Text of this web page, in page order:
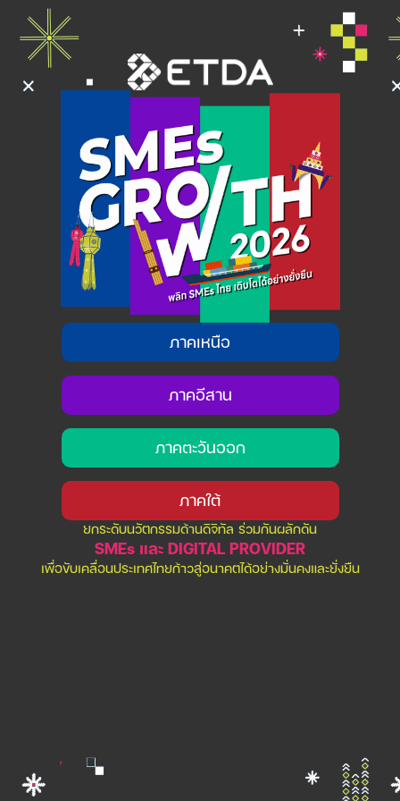
ภาคเหนือ
ภาคอีสาน
ภาคตะวันออก
ภาคใต้
ยกระดับนวัตกรรมด้านดิจิทัล ร่วมกันผลักดัน
SMEs และ DIGITAL PROVIDER
เพื่อขับเคลื่อนประเทศไทยก้าวสู่อนาคตได้อย่างมั่นคงและยั่งยืน